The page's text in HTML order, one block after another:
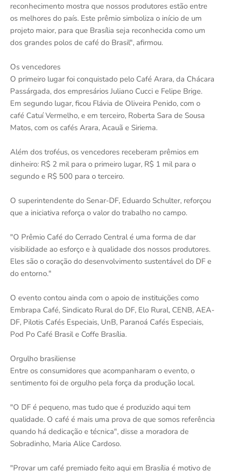
reconhecimento mostra que nossos produtores estão entre
os melhores do país. Este prêmio simboliza o início de um
projeto maior, para que Brasília seja reconhecida como um
dos grandes polos de café do Brasil", afirmou.
Os vencedores
O primeiro lugar foi conquistado pelo Café Arara, da Chácara
Passárgada, dos empresários Juliano Cucci e Felipe Brige.
Em segundo lugar, ficou Flávia de Oliveira Penido, com o
café Catuí Vermelho, e em terceiro, Roberta Sara de Sousa
Matos, com os cafés Arara, Acauã e Siriema.
Além dos troféus, os vencedores receberam prêmios em
dinheiro: R$ 2 mil para o primeiro lugar, R$ 1 mil para o
segundo e R$ 500 para o terceiro.
O superintendente do Senar-DF, Eduardo Schulter, reforçou
que a iniciativa reforça o valor do trabalho no campo.
"O Prêmio Café do Cerrado Central é uma forma de dar
visibilidade ao esforço e à qualidade dos nossos produtores.
Eles são o coração do desenvolvimento sustentável do DF e
do entorno."
O evento contou ainda com o apoio de instituições como
Embrapa Café, Sindicato Rural do DF, Elo Rural, CENB, AEA-
DF, Pilotis Cafés Especiais, UnB, Paranoá Cafés Especiais,
Pod Po Café Brasil e Coffe Brasília.
Orgulho brasiliense
Entre os consumidores que acompanharam o evento, o
sentimento foi de orgulho pela força da produção local.
"O DF é pequeno, mas tudo que é produzido aqui tem
qualidade. O café é mais uma prova de que somos referência
quando há dedicação e técnica", disse a moradora de
Sobradinho, Maria Alice Cardoso.
"Provar um café premiado feito aqui em Brasília é motivo de